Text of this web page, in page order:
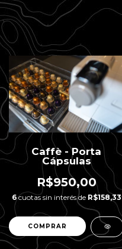
Caffè - Porta
Cápsulas
R$950,00
6cuotas sin interés de R$158,33